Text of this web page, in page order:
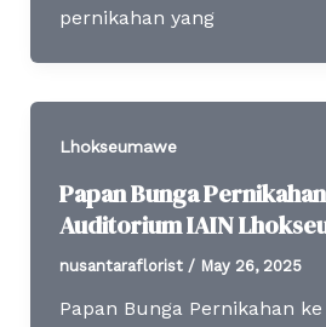
pernikahan yang
Lhokseumawe
Papan Bunga
Auditorium IAIN
nusantaraflorist / May 26, 2025
Papan Bunga Pernikahan